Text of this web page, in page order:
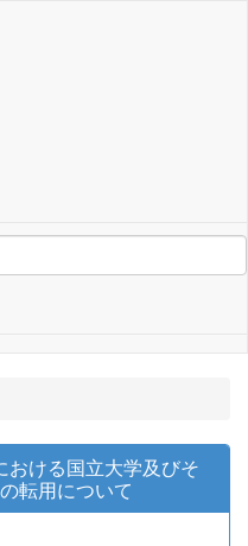
おける国立大学及びそ
転用について